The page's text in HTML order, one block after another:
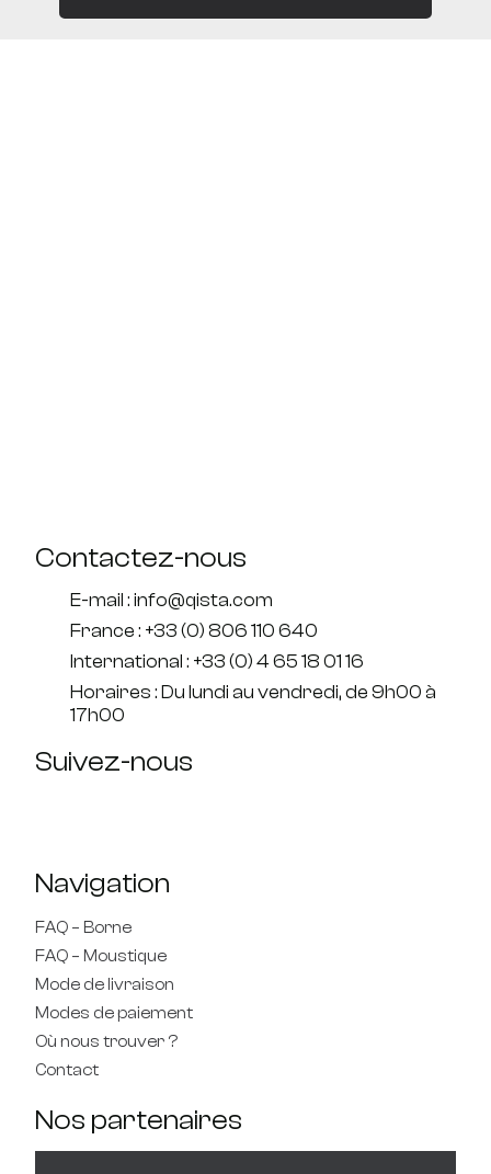
Contactez-nous
E-mail : info@qista.com
France : +33 (0) 806 110 640
International : +33 (0) 4 65 18 01 16
Horaires : Du lundi au vendredi, de 9h00 à
17h00
Suivez-nous
Navigation
FAQ – Borne
FAQ – Moustique
Mode de livraison
Modes de paiement
Où nous trouver ?
Contact
Nos partenaires